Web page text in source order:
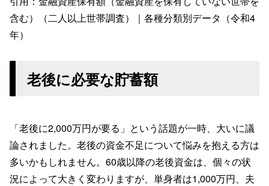
含む）（二人以上世帯調査）｜各種分類別データ（令和4
年）
老後に必要な貯蓄額
「老後に2,000万円が要る」という話題が一時、大いに議
論されました。老後の資金不足について悩みを抱える方は
多いかもしれません。60歳以降の老後資金は、個々の状
況によって大きく変わりますが、単身者は1,000万円、夫